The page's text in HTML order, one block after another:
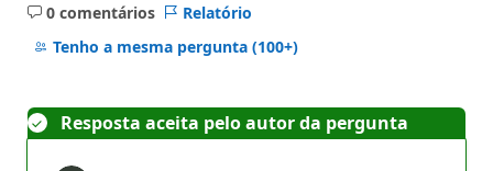
0 comentários
Sem
comentários
Relatório
Tenho a mesma pergunta (100+)
Resposta aceita pelo autor da pergunta